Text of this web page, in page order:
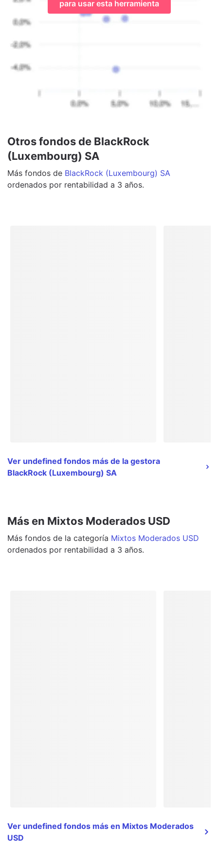
para usar esta herramienta
Otros fondos de BlackRock
(Luxembourg) SA
Más fondos de BlackRock (Luxembourg) SA
ordenados por rentabilidad a 3 años.
Ver undefined fondos más de la gestora
BlackRock (Luxembourg) SA
Más en Mixtos Moderados USD
Más fondos de la categoría Mixtos Moderados USD
ordenados por rentabilidad a 3 años.
Ver undefined fondos más en Mixtos Moderados
USD